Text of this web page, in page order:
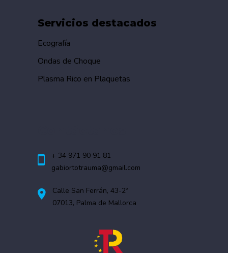
Servicios destacados
Ecografía
Ondas de Choque
Plasma Rico en Plaquetas
+ 34 971 90 91 81
gabiortotrauma@gmail.com
Calle San Ferrán, 43-2º
07013, Palma de Mallorca